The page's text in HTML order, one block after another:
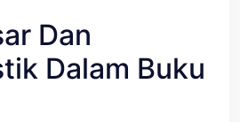
Dan
Dalam Buku